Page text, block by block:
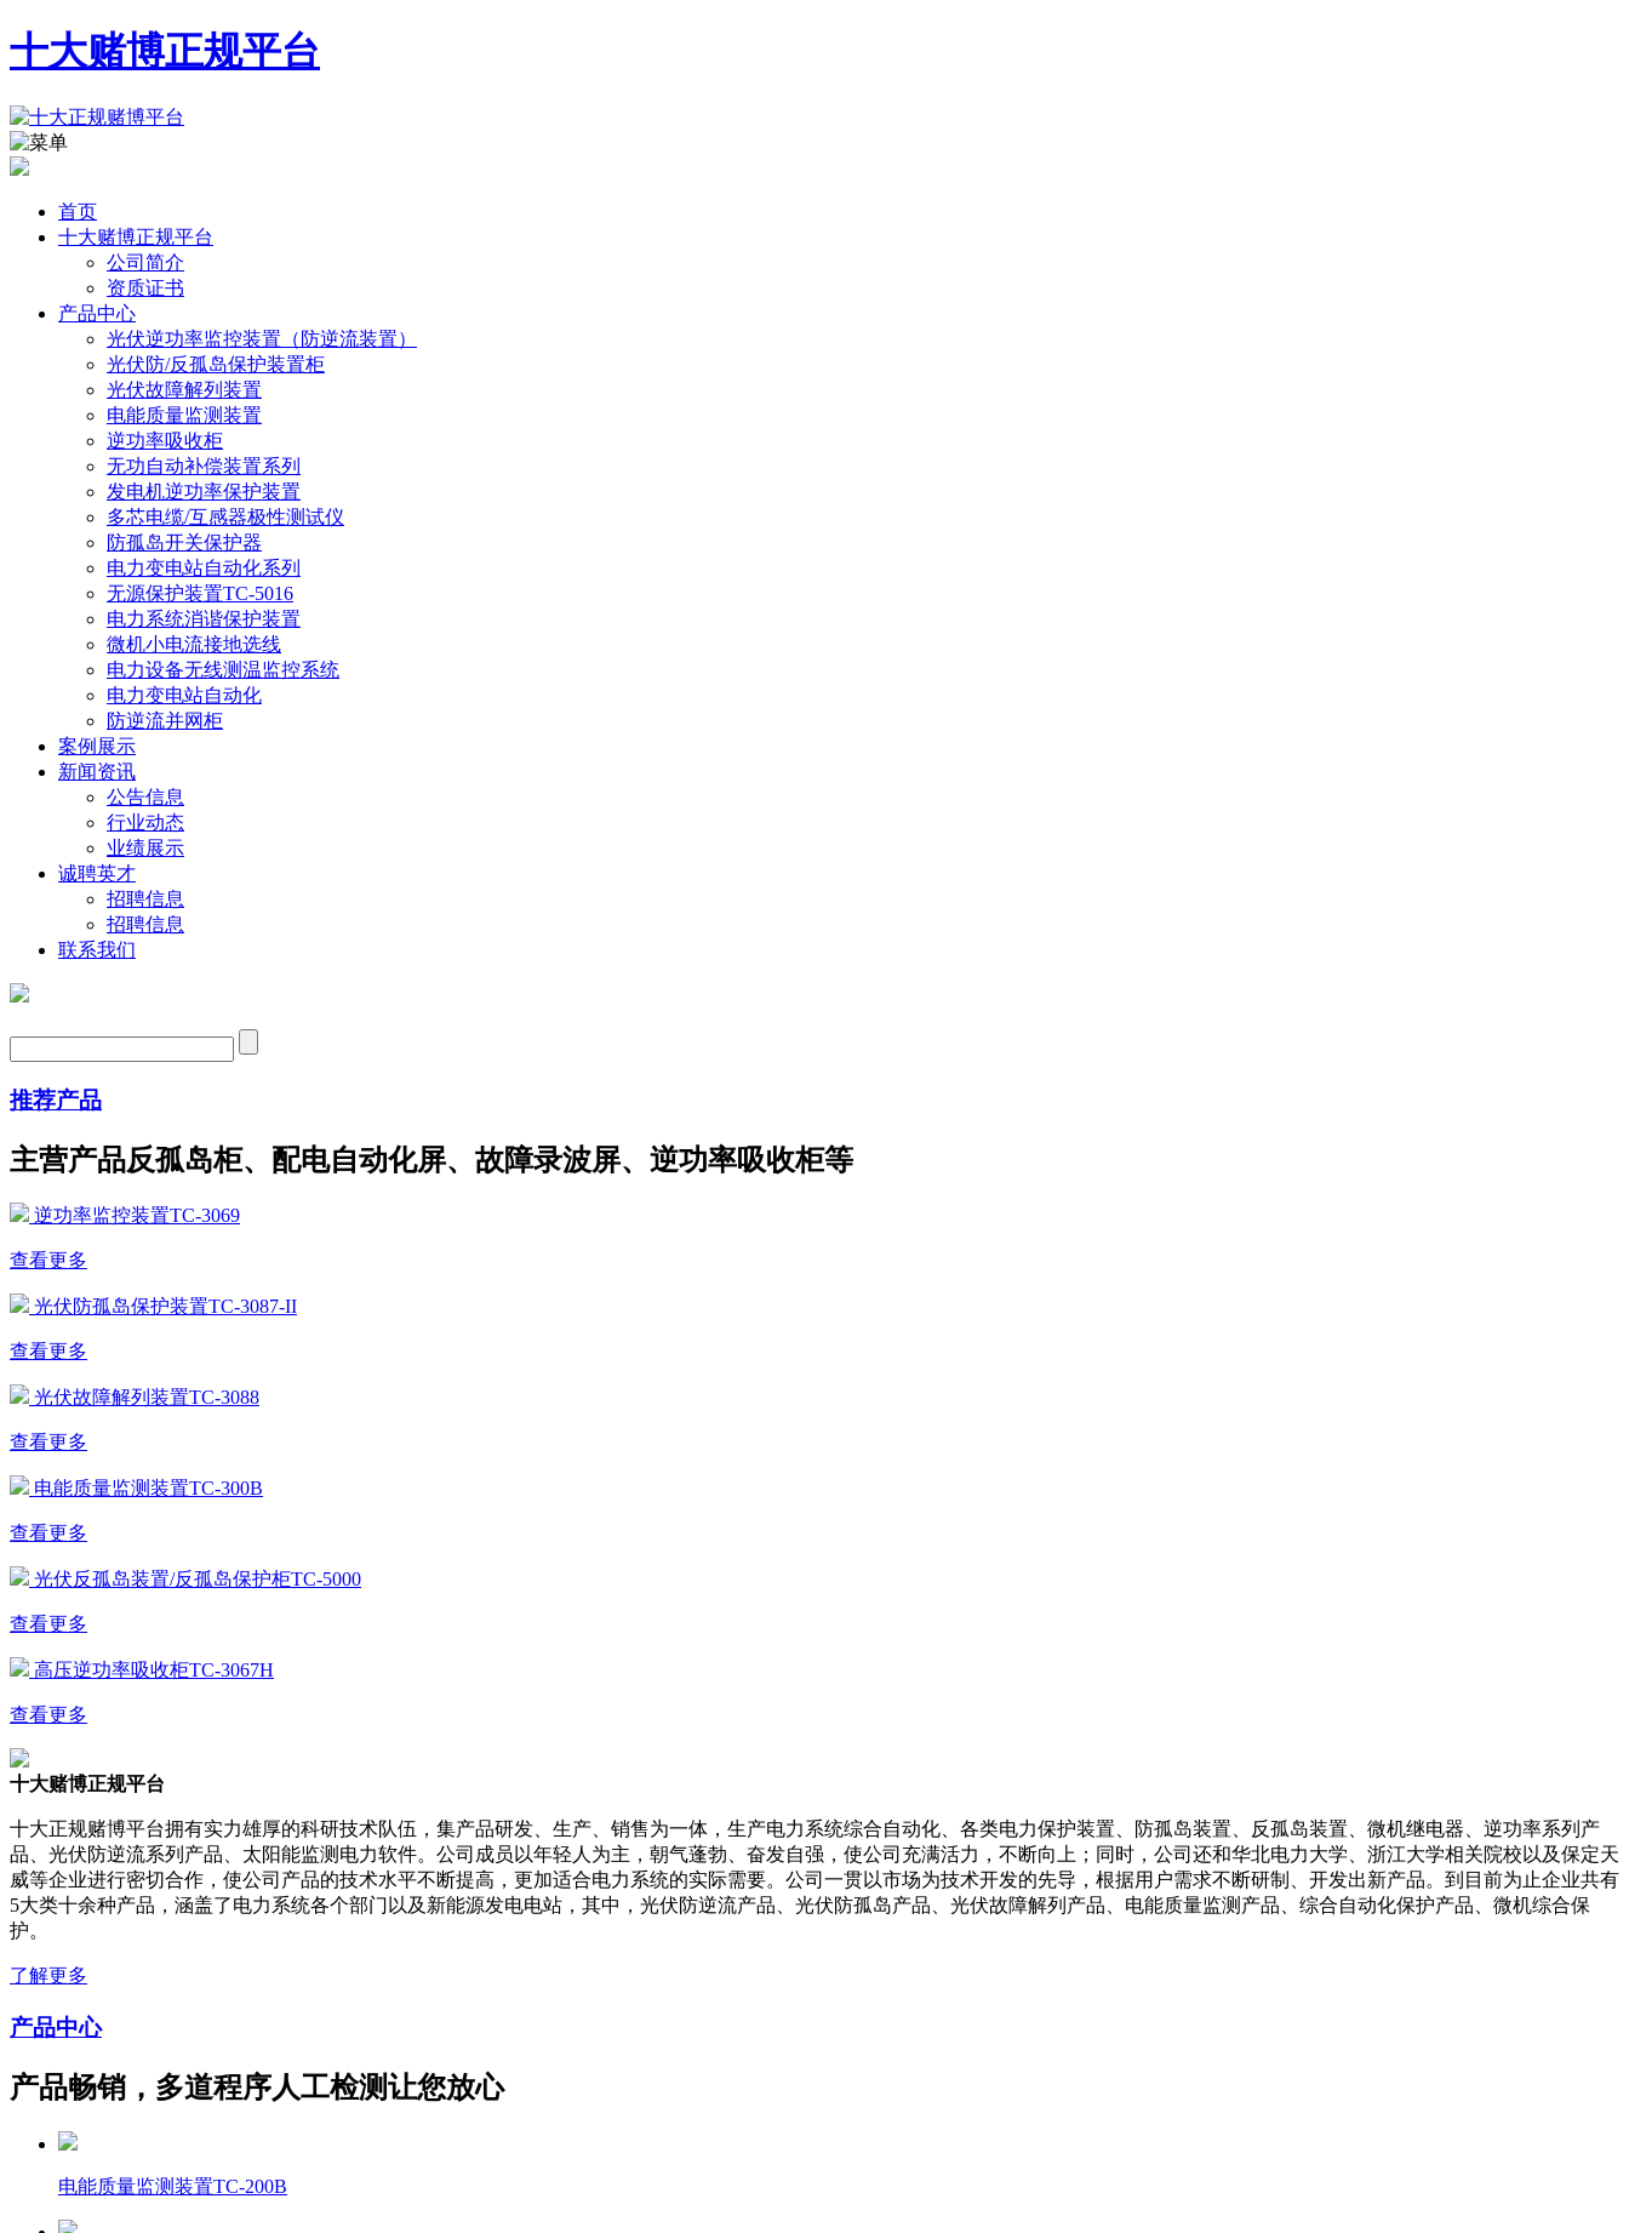
十大赌博正规平台
首页
十大赌博正规平台
公司简介
资质证书
产品中心
光伏逆功率监控装置（防逆流装置）
光伏防/反孤岛保护装置柜
光伏故障解列装置
电能质量监测装置
逆功率吸收柜
无功自动补偿装置系列
发电机逆功率保护装置
多芯电缆/互感器极性测试仪
防孤岛开关保护器
电力变电站自动化系列
无源保护装置TC-5016
电力系统消谐保护装置
微机小电流接地选线
电力设备无线测温监控系统
电力变电站自动化
防逆流并网柜
案例展示
新闻资讯
公告信息
行业动态
业绩展示
诚聘英才
招聘信息
招聘信息
联系我们
推荐产品
主营产品反孤岛柜、配电自动化屏、故障录波屏、逆功率吸收柜等
逆功率监控装置TC-3069
查看更多
光伏防孤岛保护装置TC-3087-II
查看更多
光伏故障解列装置TC-3088
查看更多
电能质量监测装置TC-300B
查看更多
光伏反孤岛装置/反孤岛保护柜TC-5000
查看更多
高压逆功率吸收柜TC-3067H
查看更多
十大赌博正规平台
十大正规赌博平台拥有实力雄厚的科研技术队伍，集产品研发、生产、销售为一体，生产电力系统综合自动化、各类电力保护装置、防孤岛装置、反孤岛装置、微机继电器、逆功率系列产
品、光伏防逆流系列产品、太阳能监测电力软件。公司成员以年轻人为主，朝气蓬勃、奋发自强，使公司充满活力，不断向上；同时，公司还和华北电力大学、浙江大学相关院校以及保定天
威等企业进行密切合作，使公司产品的技术水平不断提高，更加适合电力系统的实际需要。公司一贯以市场为技术开发的先导，根据用户需求不断研制、开发出新产品。到目前为止企业共有
5大类十余种产品，涵盖了电力系统各个部门以及新能源发电电站，其中，光伏防逆流产品、光伏防孤岛产品、光伏故障解列产品、电能质量监测产品、综合自动化保护产品、微机综合保
护。
了解更多
产品中心
产品畅销，多道程序人工检测让您放心
电能质量监测装置TC-200B